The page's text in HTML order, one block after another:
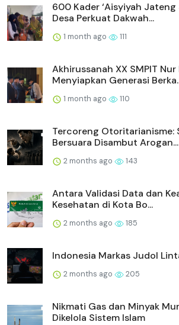
600 Kader ‘Aisyiyah Jateng
Desa Perkuat Dakwah...
1 month ago 111
Akhirussanah XX SMPIT Nur
Menyiapkan Generasi
1 month ago 110
Tercoreng Otoritarianisme:
Bersuara Disambut Arogan...
2 months ago 143
Antara Validasi Data dan
Kesehatan di Kota Bo...
2 months ago 185
Indonesia Markas Judol
2 months ago 205
Nikmati Gas dan Minyak
Dikelola Sistem Islam